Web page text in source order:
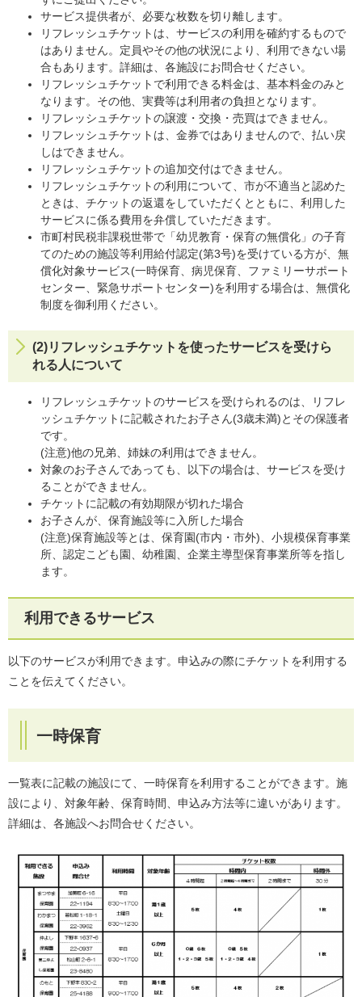
サービス提供者が、必要な枚数を切り離します。
リフレッシュチケットは、サービスの利用を確約するもので
はありません。定員やその他の状況により、利用できない場
合もあります。詳細は、各施設にお問合せください。
リフレッシュチケットで利用できる料金は、基本料金のみと
なります。その他、実費等は利用者の負担となります。
リフレッシュチケットの譲渡・交換・売買はできません。
リフレッシュチケットは、金券ではありませんので、払い戻
しはできません。
リフレッシュチケットの追加交付はできません。
リフレッシュチケットの利用について、市が不適当と認めた
ときは、チケットの返還をしていただくとともに、利用した
サービスに係る費用を弁償していただきます。
市町村民税非課税世帯で「幼児教育・保育の無償化」の子育
てのための施設等利用給付認定(第3号)を受けている方が、無
償化対象サービス(一時保育、病児保育、ファミリーサポート
センター、緊急サポートセンター)を利用する場合は、無償化
制度を御利用ください。
(2)リフレッシュチケットを使ったサービスを受けら
れる人について
リフレッシュチケットのサービスを受けられるのは、リフレ
ッシュチケットに記載されたお子さん(3歳未満)とその保護者
です。
(注意)他の兄弟、姉妹の利用はできません。
対象のお子さんであっても、以下の場合は、サービスを受け
ることができません。
チケットに記載の有効期限が切れた場合
お子さんが、保育施設等に入所した場合
(注意)保育施設等とは、保育園(市内・市外)、小規模保育事業
所、認定こども園、幼稚園、企業主導型保育事業所等を指し
ます。
利用できるサービス
以下のサービスが利用できます。申込みの際にチケットを利用する
ことを伝えてください。
一時保育
一覧表に記載の施設にて、一時保育を利用することができます。施
設により、対象年齢、保育時間、申込み方法等に違いがあります。
詳細は、各施設へお問合せください。